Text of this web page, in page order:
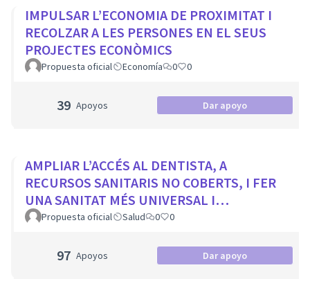
IMPULSAR L’ECONOMIA DE PROXIMITAT I
RECOLZAR A LES PERSONES EN EL SEUS
PROJECTES ECONÒMICS
Propuesta oficial Economía 0 0
39 Apoyos Dar apoyo
AMPLIAR L’ACCÉS AL DENTISTA, A
RECURSOS SANITARIS NO COBERTS, I FER
UNA SANITAT MÉS UNIVERSAL I
EQUITATIVA
Propuesta oficial Salud 0 0
97 Apoyos Dar apoyo